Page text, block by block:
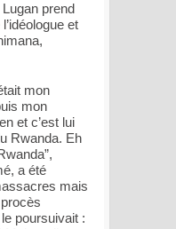
prend
et
mon
mon
et c’est lui
Rwanda. Eh
a été
mais
poursuivait :